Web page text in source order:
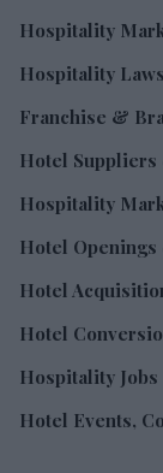
Hospitality
Hospitality
Franchise &
Hotel
Hospitality
Hotel
Hotel
Hotel
Hospitality
Hotel Events,